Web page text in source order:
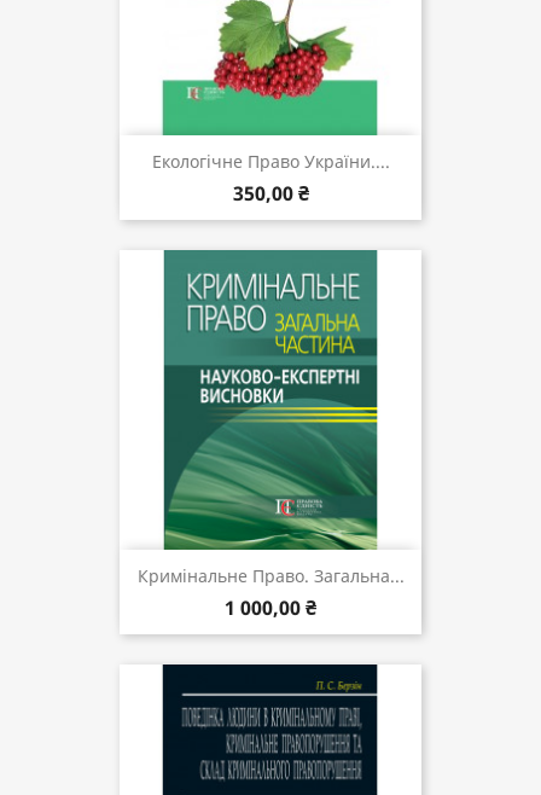
Екологічне Право України....
350,00 ₴
Кримінальне Право. Загальна...
1 000,00 ₴